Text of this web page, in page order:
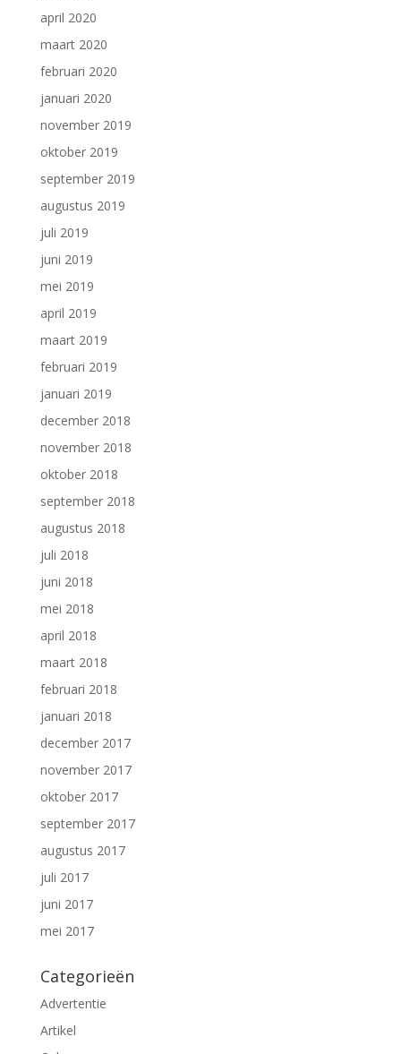
april 2020
maart 2020
februari 2020
januari 2020
november 2019
oktober 2019
september 2019
augustus 2019
juli 2019
juni 2019
mei 2019
april 2019
maart 2019
februari 2019
januari 2019
december 2018
november 2018
oktober 2018
september 2018
augustus 2018
juli 2018
juni 2018
mei 2018
april 2018
maart 2018
februari 2018
januari 2018
december 2017
november 2017
oktober 2017
september 2017
augustus 2017
juli 2017
juni 2017
mei 2017
Categorieën
Advertentie
Artikel